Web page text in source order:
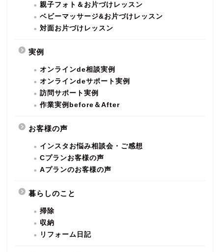
親子フォト＆お片づけレッスン
ベビーマッサージ&お片づけレッスン
対面お片づけレッスン
実例
オンラインde相談実例
オンラインdeサポート実例
訪問サポート実例
作業実例before＆After
お客様の声
インスタお悩み相談会・ご感想
Cプランお客様の声
Aプランのお客様の声
暮らしのこと
掃除
収納
リフォーム日記